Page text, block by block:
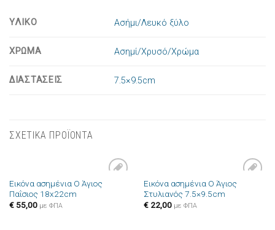
ΥΛΙΚΟ Ασήμι/Λευκό ξύλο
ΧΡΩΜΑ Ασημί/Χρυσό/Χρώμα
ΔΙΑΣΤΑΣΕΙΣ 7.5×9.5cm
ΣΧΕΤΙΚΑ ΠΡΟΪΟΝΤΑ
Πρόσθήκη
Εικόνα ασημένια Ο Άγιος
Παΐσιος 18x22cm
€55,00 με ΦΠΑ
Πρόσθήκη
Εικόνα ασημένια Ο Άγιος
Στυλιανός 7.5×9.5cm
€22,00 με ΦΠΑ